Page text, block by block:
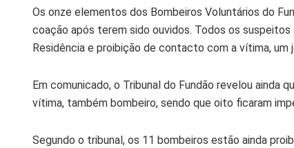
Os onze elementos dos Bombeiros Voluntários do
coação após terem sido ouvidos. Todos os
Residência e proibição de contacto com a vítima, um
Em comunicado, o Tribunal do Fundão revelou
vítima, também bombeiro, sendo que oito ficaram
Segundo o tribunal, os 11 bombeiros estão ainda